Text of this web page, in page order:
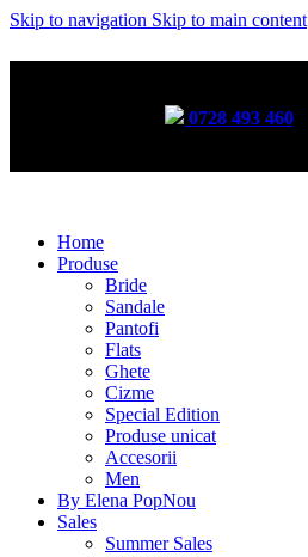
Skip to navigation Skip to main content
0728 493 460
Home
Produse
Bride
Sandale
Pantofi
Flats
Ghete
Cizme
Special Edition
Produse unicat
Accesorii
Men
By Elena PopNou
Sales
Summer Sales